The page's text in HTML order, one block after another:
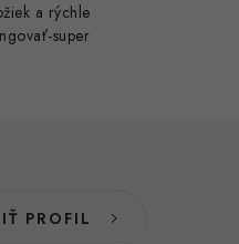
a rýchle
super
PROFIL